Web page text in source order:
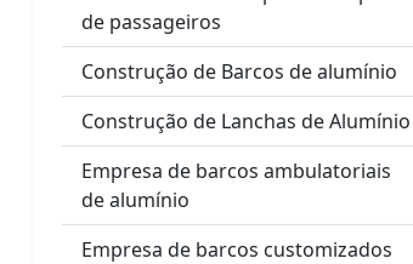
de passageiros
Construção de Barcos de alumínio
Construção de Lanchas de Alumínio
Empresa de barcos ambulatoriais
de alumínio
Empresa de barcos customizados